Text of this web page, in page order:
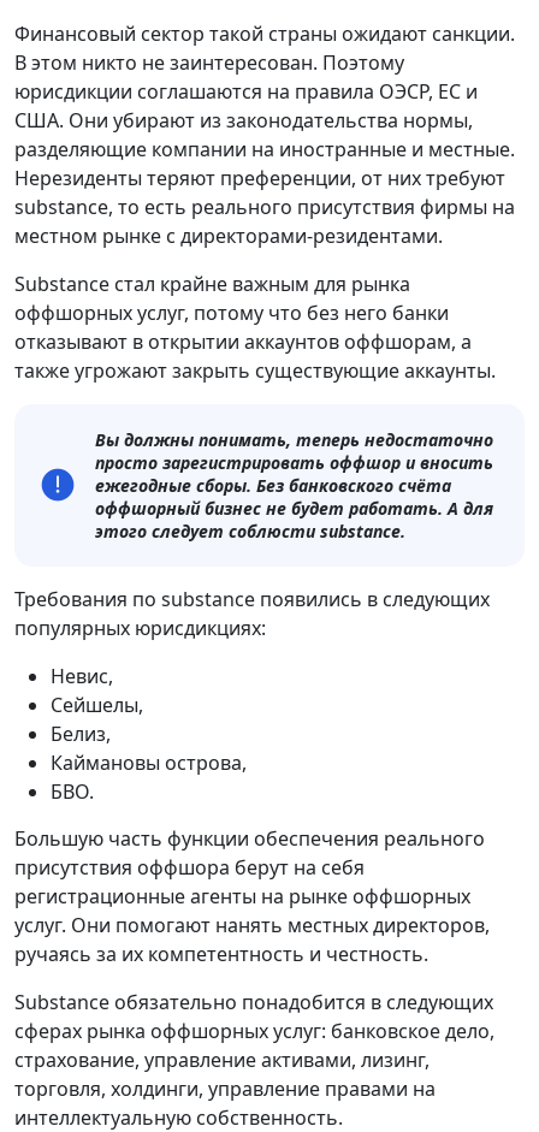
Финансовый сектор такой страны ожидают санкции.
В этом никто не заинтересован. Поэтому
юрисдикции соглашаются на правила ОЭСР, ЕС и
США. Они убирают из законодательства нормы,
разделяющие компании на иностранные и местные.
Нерезиденты теряют преференции, от них требуют
substance, то есть реального присутствия фирмы на
местном рынке с директорами-резидентами.
Substance стал крайне важным для рынка
оффшорных услуг, потому что без него банки
отказывают в открытии аккаунтов оффшорам, а
также угрожают закрыть существующие аккаунты.
Вы должны понимать, теперь недостаточно
просто зарегистрировать оффшор и вносить
ежегодные сборы. Без банковского счёта
оффшорный бизнес не будет работать. А для
этого следует соблюсти substance.
Требования по substance появились в следующих
популярных юрисдикциях:
Невис,
Сейшелы,
Белиз,
Каймановы острова,
БВО.
Большую часть функции обеспечения реального
присутствия оффшора берут на себя
регистрационные агенты на рынке оффшорных
услуг. Они помогают нанять местных директоров,
ручаясь за их компетентность и честность.
Substance обязательно понадобится в следующих
сферах рынка оффшорных услуг: банковское дело,
страхование, управление активами, лизинг,
торговля, холдинги, управление правами на
интеллектуальную собственность.